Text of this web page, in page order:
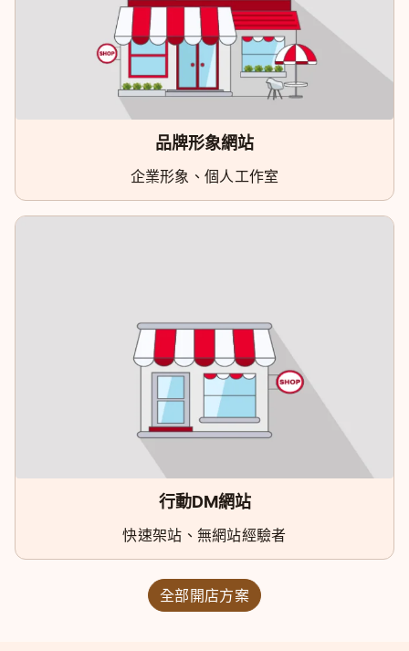
品牌形象網站
企業形象、個人工作室
行動DM網站
快速架站、無網站經驗者
全部開店方案